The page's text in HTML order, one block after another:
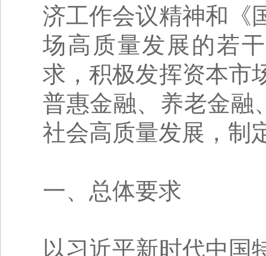
济工作会议精神和《
场高质量发展的若
求，积极发挥资本市
普惠金融、养老金融
社会高质量发展，制
一、总体要求
以习近平新时代中国